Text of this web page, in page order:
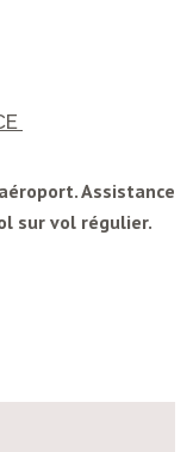
Assistance
sur vol régulier.